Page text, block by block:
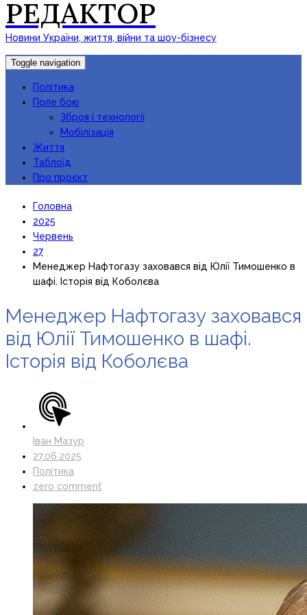
РЕДАКТОР
Новини України, життя, війни та шоу-бізнесу
Toggle navigation
Політика
Поле бою
Зброя і технології
Мобілізація
Життя
Таблоїд
Про проєкт
Головна
2025
Червень
27
Менеджер Нафтогазу заховався від Юлії Тимошенко в
шафі. Історія від Коболєва
Менеджер Нафтогазу заховався
від Юлії Тимошенко в шафі.
Історія від Коболєва
Іван Мазур
27.06.2025
Політика
zero comment